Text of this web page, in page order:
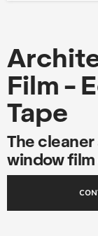
Film -
Tape
The
window film